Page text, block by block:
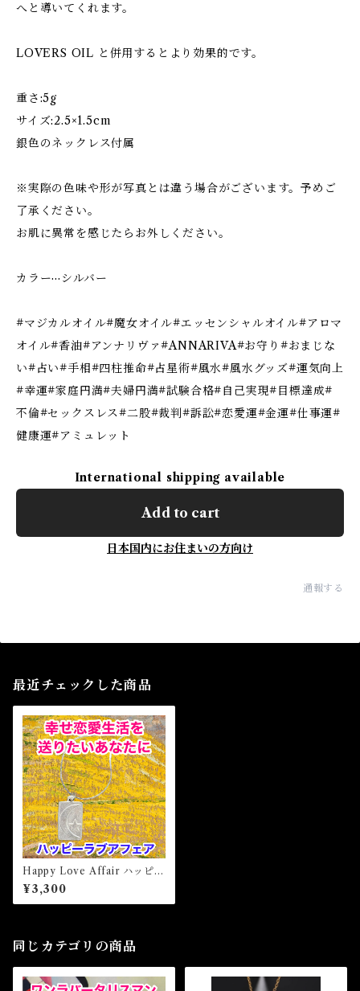
へと導いてくれます。
LOVERS OIL と併用するとより効果的です。
重さ:5g
サイズ:2.5×1.5cm
銀色のネックレス付属
※実際の色味や形が写真とは違う場合がございます。予めご
了承ください。
お肌に異常を感じたらお外しください。
カラー···シルバー
#マジカルオイル#魔女オイル#エッセンシャルオイル#アロマ
オイル#香油#アンナリヴァ#ANNARIVA#お守り#おまじな
い#占い#手相#四柱推命#占星術#風水#風水グッズ#運気向上
#幸運#家庭円満#夫婦円満#試験合格#自己実現#目標達成#
不倫#セックスレス#二股#裁判#訴訟#恋愛運#金運#仕事運#
健康運#アミュレット
International shipping available
Add to cart
日本国内にお住まいの方向け
通報する
最近チェックした商品
Happy Love Affair ハッピー
ラブアフェア 白魔術アミュ
レット
¥3,300
同じカテゴリの商品